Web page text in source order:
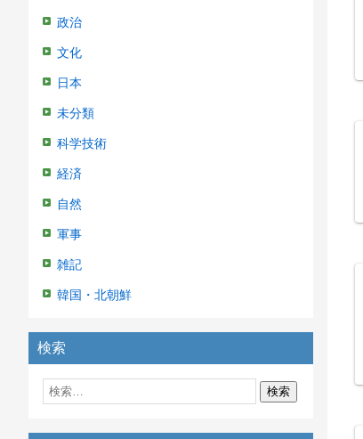
政治
文化
日本
未分類
科学技術
経済
自然
軍事
雑記
韓国・北朝鮮
検索